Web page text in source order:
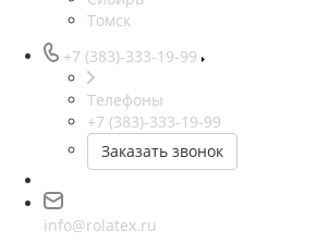
Томск
+7 (383)-333-19-99
Телефоны
+7 (383)-333-19-99
Заказать звонок
info@rolatex.ru